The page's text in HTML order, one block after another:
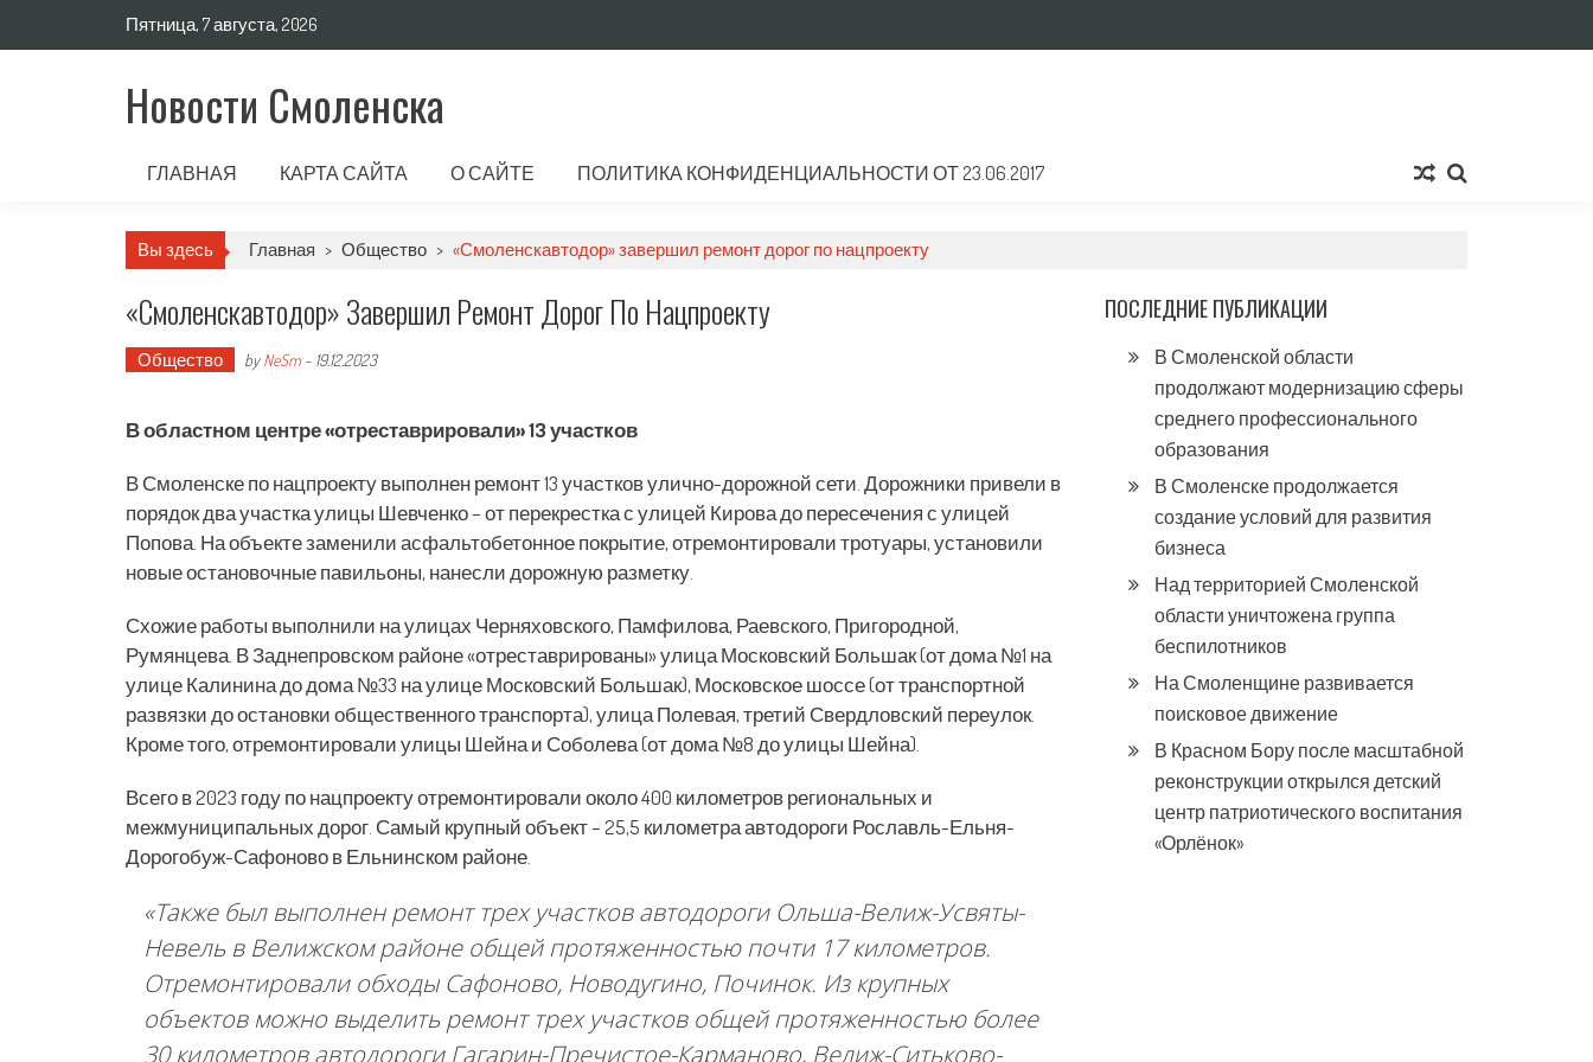
Пятница, 7 августа, 2026
Новости Смоленска
ГЛАВНАЯ КАРТА САЙТА О САЙТЕ ПОЛИТИКА КОНФИДЕНЦИАЛЬНОСТИ ОТ 23.06.2017
Вы здесь Главная > Общество > «Смоленскавтодор» завершил ремонт дорог по нацпроекту
«Смоленскавтодор» Завершил Ремонт Дорог По Нацпроекту
Общество byNeSm - 19.12.2023
В областном центре «отреставрировали» 13 участков
В Смоленске по нацпроекту выполнен ремонт 13 участков улично-дорожной сети. Дорожники привели в
порядок два участка улицы Шевченко – от перекрестка с улицей Кирова до пересечения с улицей
Попова. На объекте заменили асфальтобетонное покрытие, отремонтировали тротуары, установили
новые остановочные павильоны, нанесли дорожную разметку.
Схожие работы выполнили на улицах Черняховского, Памфилова, Раевского, Пригородной,
Румянцева. В Заднепровском районе «отреставрированы» улица Московский Большак (от дома №1 на
улице Калинина до дома №33 на улице Московский Большак), Московское шоссе (от транспортной
развязки до остановки общественного транспорта), улица Полевая, третий Свердловский переулок.
Кроме того, отремонтировали улицы Шейна и Соболева (от дома №8 до улицы Шейна).
Всего в 2023 году по нацпроекту отремонтировали около 400 километров региональных и
межмуниципальных дорог. Самый крупный объект – 25,5 километра автодороги Рославль-Ельня-
Дорогобуж-Сафоново в Ельнинском районе.
«Также был выполнен ремонт трех участков автодороги Ольша-Велиж-Усвяты-
Невель в Велижском районе общей протяженностью почти 17 километров.
Отремонтировали обходы Сафоново, Новодугино, Починок. Из крупных
объектов можно выделить ремонт трех участков общей протяженностью более
30 километров автодороги Гагарин-Пречистое-Карманово, Велиж-Ситьково-
ПОСЛЕДНИЕ ПУБЛИКАЦИИ
В Смоленской области
продолжают модернизацию сферы
среднего профессионального
образования
В Смоленске продолжается
создание условий для развития
бизнеса
Над территорией Смоленской
области уничтожена группа
беспилотников
На Смоленщине развивается
поисковое движение
В Красном Бору после масштабной
реконструкции открылся детский
центр патриотического воспитания
«Орлёнок»